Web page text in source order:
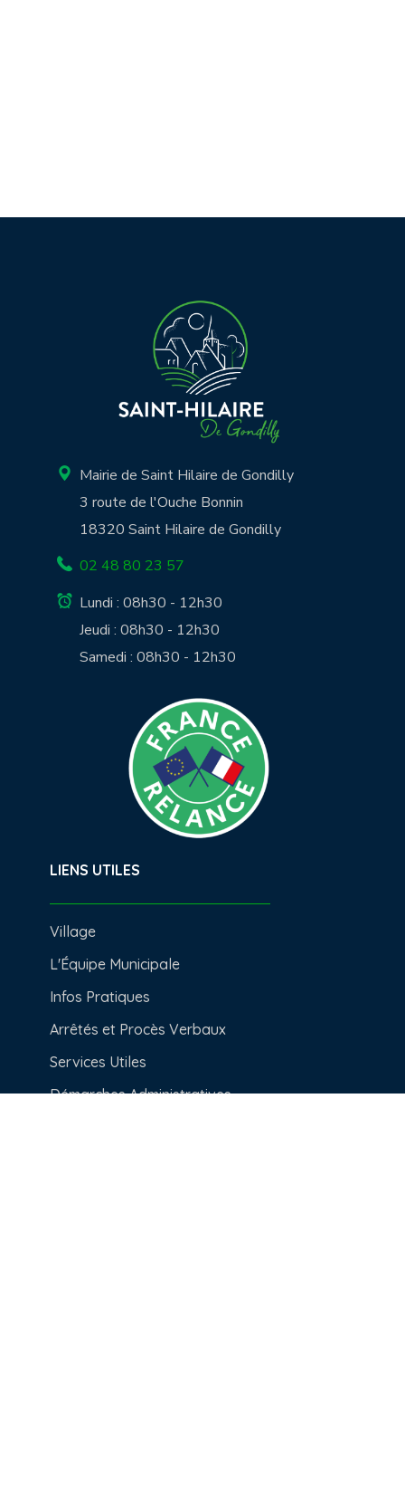
Mairie de Saint Hilaire de Gondilly
3 route de l'Ouche Bonnin
18320 Saint Hilaire de Gondilly
02 48 80 23 57
Lundi : 08h30 - 12h30
Jeudi : 08h30 - 12h30
Samedi : 08h30 - 12h30
LIENS UTILES
Village
L'Équipe Municipale
Infos Pratiques
Arrêtés et Procès Verbaux
Services Utiles
Démarches Administratives